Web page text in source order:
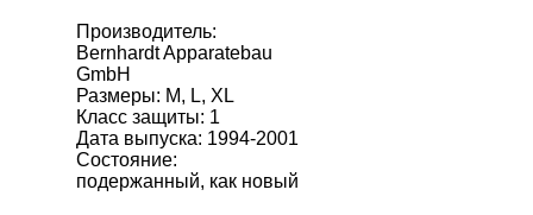
Производитель:
Bernhardt Apparatebau
GmbH
Размеры: M, L, XL
Класс защиты: 1
Дата выпуска: 1994-2001
Состояние:
подержанный, как новый